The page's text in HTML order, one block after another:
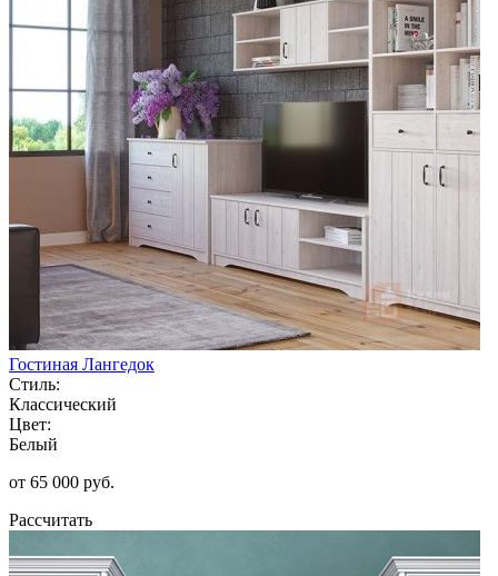
Гостиная Лангедок
Стиль:
Классический
Цвет:
Белый
от 65 000 руб.
Рассчитать